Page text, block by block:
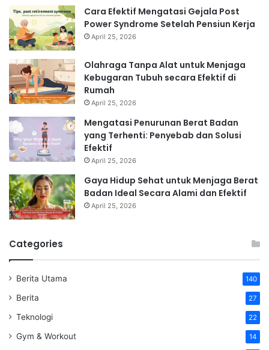
Cara Efektif Mengatasi Gejala Post
Power Syndrome Setelah Pensiun Kerja
April 25, 2026
Olahraga Tanpa Alat untuk Menjaga
Kebugaran Tubuh secara Efektif di
Rumah
April 25, 2026
Mengatasi Penurunan Berat Badan
yang Terhenti: Penyebab dan Solusi
Efektif
April 25, 2026
Gaya Hidup Sehat untuk Menjaga Berat
Badan Ideal Secara Alami dan Efektif
April 25, 2026
Categories
Berita Utama 140
Berita 27
Teknologi 22
Gym & Workout 14